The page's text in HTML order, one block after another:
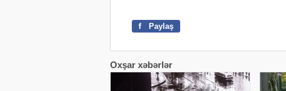
f Paylaş
Oxşar xəbərlər